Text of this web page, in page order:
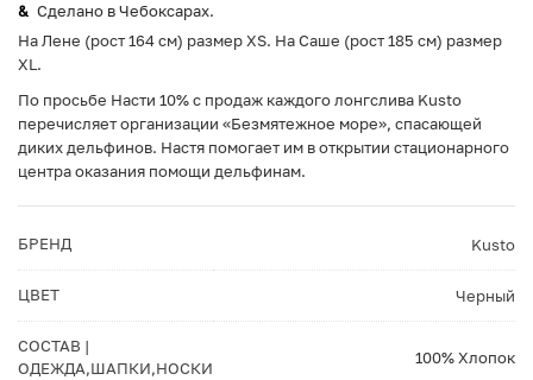
Сделано в Чебоксарах.
На Лене (рост 164 см) размер XS. На Саше (рост 185 см) размер
XL.
По просьбе Насти 10% с продаж каждого лонгслива Kusto
перечисляет организации «Безмятежное море», спасающей
диких дельфинов. Настя помогает им в открытии стационарного
центра оказания помощи дельфинам.
БРЕНД Kusto
ЦВЕТ Черный
СОСТАВ |
ОДЕЖДА,ШАПКИ,НОСКИ
100% Хлопок